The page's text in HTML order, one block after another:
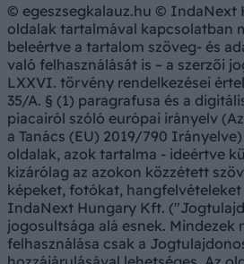
© egeszsegkalauz.hu © IndaNext
oldalak tartalmával kapcsolatban
beleértve a tartalom szöveg- és
való felhasználását is – a szerzői
LXXVI. törvény rendelkezései
35/A. § (1) paragrafusa és a
piacairól szóló európai irányelv
a Tanács (EU) 2019/790
oldalak, azok tartalma - ideértve
kizárólag az azokon közzétett
képeket, fotókat, hangfelvételeket
IndaNext Hungary Kft.
jogosultsága alá esnek. Mindezek
felhasználása csak a